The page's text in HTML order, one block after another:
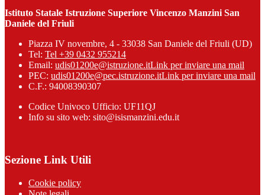
Istituto Statale Istruzione Superiore Vincenzo Manzini San
Daniele del Friuli
Piazza IV novembre, 4 - 33038 San Daniele del Friuli (UD)
Tel: Tel +39 0432 955214
Email: udis01200e@istruzione.itLink per inviare una mail
PEC: udis01200e@pec.istruzione.itLink per inviare una mail
C.F.: 94008390307
Codice Univoco Ufficio: UF11QJ
Info su sito web: sito@isismanzini.edu.it
Sezione Link Utili
Cookie policy